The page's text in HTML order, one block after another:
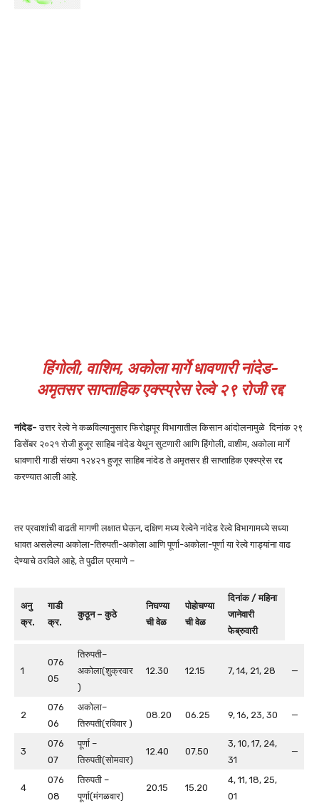
हिंगोली, वाशिम, अकोला मार्गे धावणारी नांदेड-
अमृतसर साप्ताहिक एक्स्प्रेस रेल्वे २९ रोजी रद्द
नांदेड- उत्तर रेल्वे ने कळविल्यानुसार फिरोझपूर विभागातील किसान आंदोलनामुळे दिनांक २९
डिसेंबर २०२१ रोजी हुजूर साहिब नांदेड येथून सुटणारी आणि हिंगोली, वाशीम, अकोला मार्गे
धावणारी गाडी संख्या १२४२१ हुजूर साहिब नांदेड ते अमृतसर ही साप्ताहिक एक्स्प्रेस रद्द
करण्यात आली आहे.
तर प्रवाशांची वाढती मागणी लक्षात घेऊन, दक्षिण मध्य रेल्वेने नांदेड रेल्वे विभागामध्ये सध्या
धावत असलेल्या अकोला-तिरुपती-अकोला आणि पूर्णा-अकोला-पूर्णा या रेल्वे गाड्यांना वाढ
देण्याचे ठरविले आहे, ते पुढील प्रमाणे –
अनु
क्र.
गाडी
क्र.
कुठून – कुठे
निघण्या
ची वेळ
पोहोचण्या
ची वेळ
दिनांक /महिना
जानेवारी
फेब्रुवारी
1
076
05
तिरुपती–
अकोला(शुक्रवार
)
12.30 12.15 7, 14, 21, 28 —
2
076
06
अकोला–
तिरुपती(रविवार )
08.20 06.25 9, 16, 23, 30 —
3
076
07
पूर्णा –
तिरुपती(सोमवार)
12.40 07.50
3, 10, 17, 24,
31
—
4
076
08
तिरुपती –
पूर्णा(मंगळवार)
20.15 15.20
4, 11, 18, 25,
01